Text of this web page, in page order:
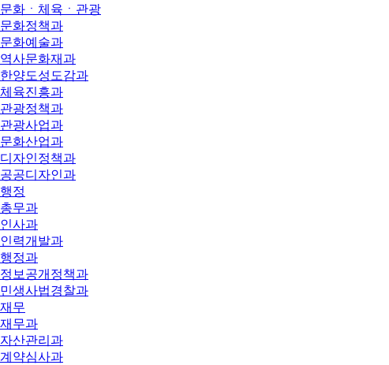
문화ㆍ체육ㆍ관광
문화정책과
문화예술과
역사문화재과
한양도성도감과
체육진흥과
관광정책과
관광사업과
문화산업과
디자인정책과
공공디자인과
행정
총무과
인사과
인력개발과
행정과
정보공개정책과
민생사법경찰과
재무
재무과
자산관리과
계약심사과